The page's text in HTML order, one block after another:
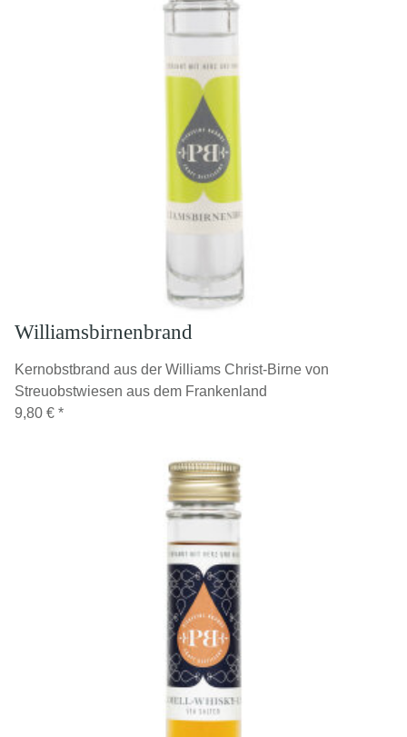
Williamsbirnenbrand
Kernobstbrand aus der Williams Christ-Birne von
Streuobstwiesen aus dem Frankenland
9,80 € *